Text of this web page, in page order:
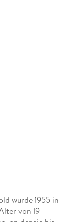
wurde 1955 in
von 19